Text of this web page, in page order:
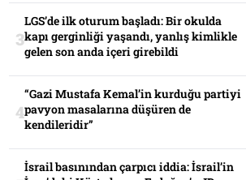
LGS’de ilk oturum başladı: Bir okulda
kapı gerginliği yaşandı, yanlış kimlikle
gelen son anda içeri girebildi
“Gazi Mustafa Kemal’in kurduğu partiyi
pavyon masalarına düşüren de
kendileridir”
İsrail basınından çarpıcı iddia: İsrail’in